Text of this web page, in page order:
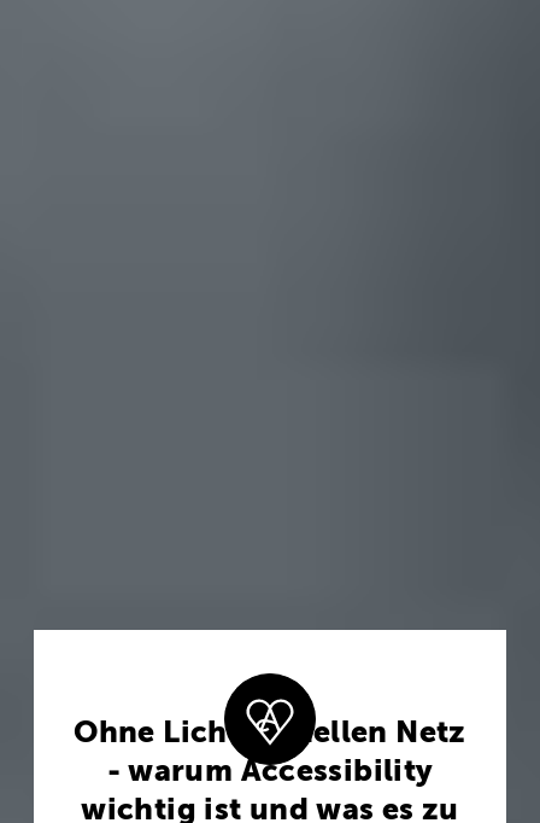
Ohne Licht im hellen Netz
- warum Accessibility
wichtig ist und was es zu